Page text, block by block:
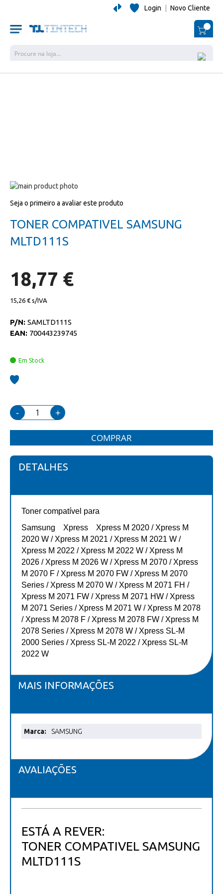
Login Novo Cliente
O
Salte
o
galeria
de
para
início
da
galeria
Seja o primeiro a avaliar este produto
TONER COMPATIVEL SAMSUNG
MLTD111S
18,77 €
15,26 €
P/N: SAMLTD111S
EAN: 700443239745
Em Stock
- +
COMPRAR
DETALHES
Toner compatível para
Samsung Xpress Xpress M 2020 / Xpress M
2020 W / Xpress M 2021 / Xpress M 2021 W /
Xpress M 2022 / Xpress M 2022 W / Xpress M
2026 / Xpress M 2026 W / Xpress M 2070 / Xpress
M 2070 F / Xpress M 2070 FW / Xpress M 2070
Series / Xpress M 2070 W / Xpress M 2071 FH /
Xpress M 2071 FW / Xpress M 2071 HW / Xpress
M 2071 Series / Xpress M 2071 W / Xpress M 2078
/ Xpress M 2078 F / Xpress M 2078 FW / Xpress M
2078 Series / Xpress M 2078 W / Xpress SL-M
2000 Series / Xpress SL-M 2022 / Xpress SL-M
2022 W
MAIS INFORMAÇÕES
Mais
SAMSUNG
AVALIAÇÕES
ESTÁ A REVER:
TONER COMPATIVEL SAMSUNG
MLTD111S